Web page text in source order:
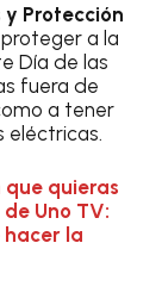
y Protección
a la
Día de las
fuera de
a tener
eléctricas.
quieras
Uno TV:
hacer la